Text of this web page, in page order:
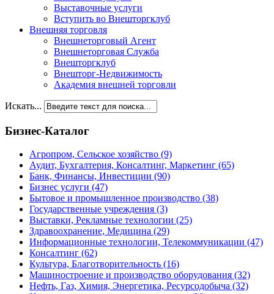
Выставочные услуги
Вступить во Внешторгклуб
Внешняя торговля
Внешнеторговый Агент
Внешнеторговая Служба
Внешторгклуб
Внешторг-Недвижимость
Академия внешней торговли
Искать...
Бизнес-Каталог
Агропром, Сельское хозяйство (9)
Аудит, Бухгалтерия, Консалтинг, Маркетинг (65)
Банк, Финансы, Инвестиции (90)
Бизнес услуги (47)
Бытовое и промышленное производство (38)
Государственные учреждения (3)
Выставки, Рекламные технологии (25)
Здравоохранение, Медицина (29)
Информационные технологии, Телекоммуникации (47)
Консалтинг (62)
Культура, Благотворительность (16)
Машиностроение и производство оборудования (32)
Нефть, Газ, Химия, Энергетика, Ресурсодобыча (32)